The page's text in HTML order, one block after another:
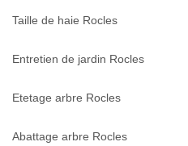
Taille de haie Rocles
Entretien de jardin Rocles
Etetage arbre Rocles
Abattage arbre Rocles